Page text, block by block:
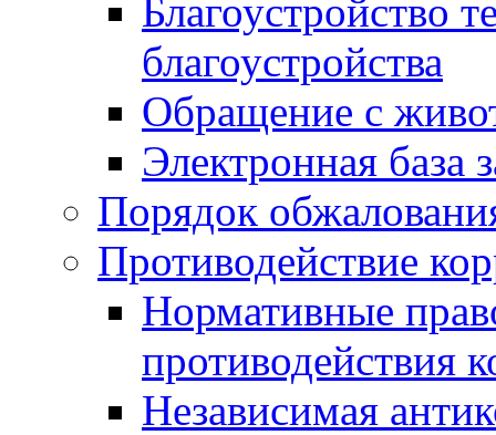
Благоустройство
благоустройства
Обращение с
Электронная база
Порядок
Противодействие
Нормативные
противодействия
Независимая